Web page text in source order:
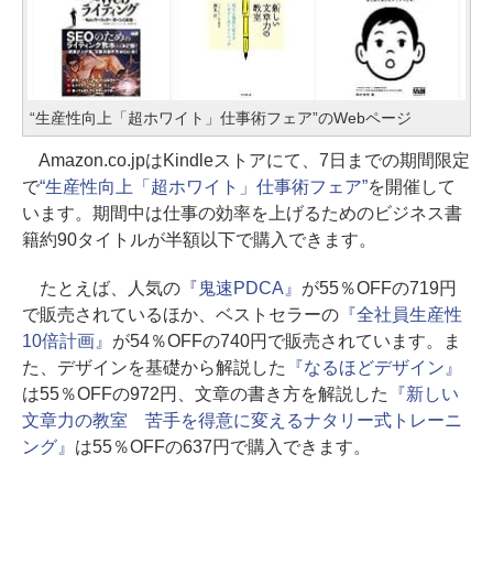
“生産性向上「超ホワイト」仕事術フェア”のWebページ
Amazon.co.jpはKindleストアにて、7日までの期間限定
で“生産性向上「超ホワイト」仕事術フェア”を開催して
います。期間中は仕事の効率を上げるためのビジネス書
籍約90タイトルが半額以下で購入できます。
たとえば、人気の『鬼速PDCA』 が55％OFFの719円
で販売されているほか、ベストセラーの『全社員生産性
10倍計画』 が54％OFFの740円で販売されています。ま
た、デザインを基礎から解説した
『なるほどデザイン』
は55％OFFの972円、文章の書き方を解説した 『新しい
文章力の教室 苦手を得意に変えるナタリー式トレーニ
ング』 は55％OFFの637円で購入できます。